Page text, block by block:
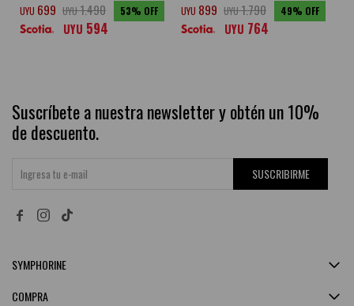
UYU 699 UYU1.490 53
UYU 594
UYU 899 UYU1.790 49
UYU 764
Suscríbete a nuestra newsletter y obtén un 10%
de descuento.
SUSCRIBIRME
 
SYMPHORINE
COMPRA